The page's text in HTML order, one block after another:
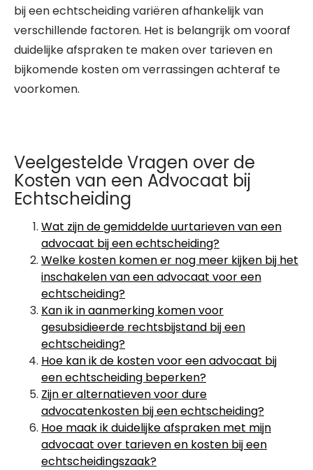
bij een echtscheiding variëren afhankelijk van
verschillende factoren. Het is belangrijk om vooraf
duidelijke afspraken te maken over tarieven en
bijkomende kosten om verrassingen achteraf te
voorkomen.
Veelgestelde Vragen over de
Kosten van een Advocaat bij
Echtscheiding
Wat zijn de gemiddelde uurtarieven van een
advocaat bij een echtscheiding?
Welke kosten komen er nog meer kijken bij het
inschakelen van een advocaat voor een
echtscheiding?
Kan ik in aanmerking komen voor
gesubsidieerde rechtsbijstand bij een
echtscheiding?
Hoe kan ik de kosten voor een advocaat bij
een echtscheiding beperken?
Zijn er alternatieven voor dure
advocatenkosten bij een echtscheiding?
Hoe maak ik duidelijke afspraken met mijn
advocaat over tarieven en kosten bij een
echtscheidingszaak?